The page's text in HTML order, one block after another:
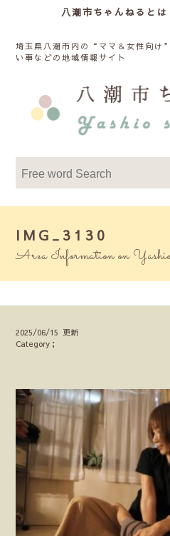
八潮市ちゃんねるとは
埼玉県八潮市内の“ママ＆女性向け
い事などの地域情報サイト
IMG_3130
Area Information on
2025/06/15 更新
Category；